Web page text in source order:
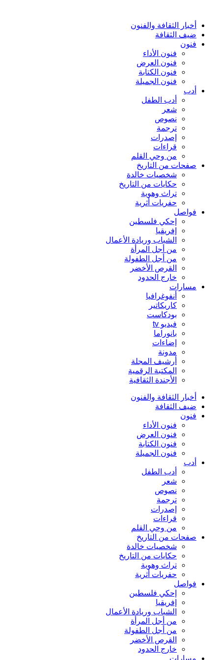
أخبار الثقافة والفنون
ضيف الثقافة
فنون
فنون الأداء
فنون العرض
فنون الكتابة
فنون الجميلة
أدب
أدب الطفل
شعر
نصوص
ترجمة
إصدرات
قراءات
من وحي القلم
صفحات من التاريخ
شخصيات خالدة
حكايات من التاريخ
تراث وهوية
حفريات أثرية
فواصل
إحكي فلسطين
إفريقيا
الشباب وريادة الأعمال
من أجل المرأة
من أجل الطفولة
القرص الأخضر
خارج الحدود
مسارات
أنفوغرافيا
كاريكاتير
بودكاست
فيديو tv
بانوراما
إضاءات
مدونة
أرشيف المجلة
المكتبة الرقمية
الأجندة الثقافية
أخبار الثقافة والفنون
ضيف الثقافة
فنون
فنون الأداء
فنون العرض
فنون الكتابة
فنون الجميلة
أدب
أدب الطفل
شعر
نصوص
ترجمة
إصدرات
قراءات
من وحي القلم
صفحات من التاريخ
شخصيات خالدة
حكايات من التاريخ
تراث وهوية
حفريات أثرية
فواصل
إحكي فلسطين
إفريقيا
الشباب وريادة الأعمال
من أجل المرأة
من أجل الطفولة
القرص الأخضر
خارج الحدود
مسارات